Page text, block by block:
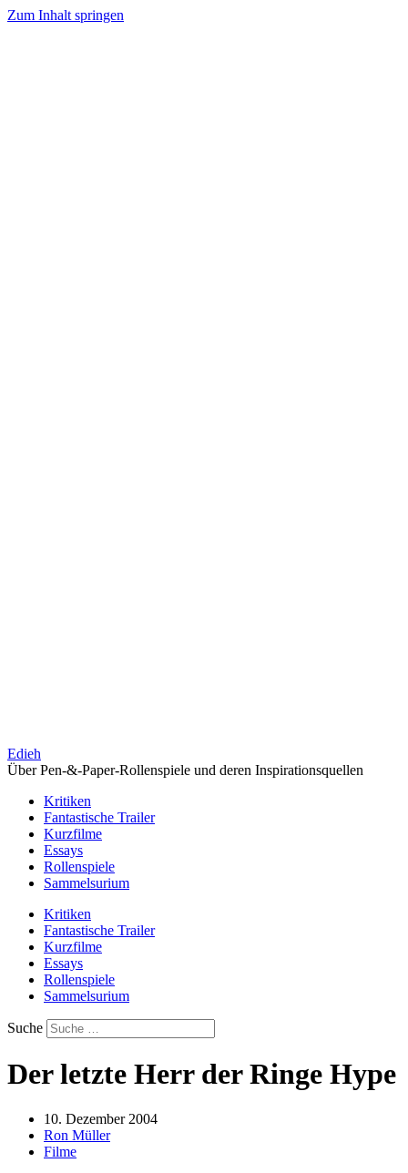
Zum Inhalt springen
Edieh
Über Pen-&-Paper-Rollenspiele und deren Inspirationsquellen
Kritiken
Fantastische Trailer
Kurzfilme
Essays
Rollenspiele
Sammelsurium
Kritiken
Fantastische Trailer
Kurzfilme
Essays
Rollenspiele
Sammelsurium
Suche
Der letzte Herr der Ringe Hype
10. Dezember 2004
Ron Müller
Filme